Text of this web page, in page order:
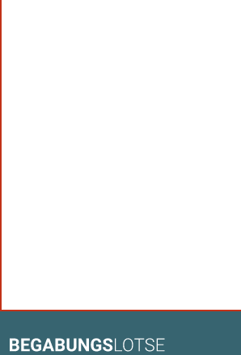
Kontaktdaten und
Begabungslotse